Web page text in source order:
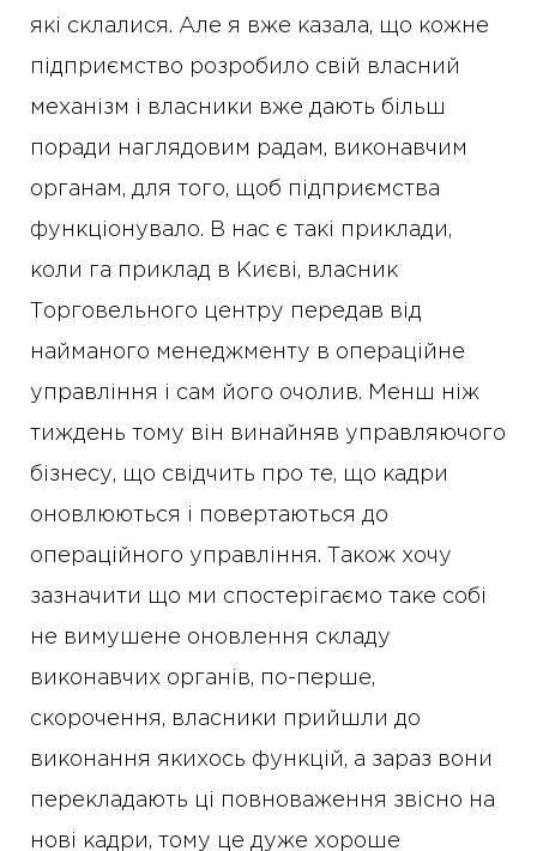
які склалися. Але я вже казала, що кожне
підприємство розробило свій власний
механізм і власники вже дають більш
поради наглядовим радам, виконавчим
органам, для того, щоб підприємства
функціонувало. В нас є такі приклади,
коли га приклад в Києві, власник
Торговельного центру передав від
найманого менеджменту в операційне
управління і сам його очолив. Менш ніж
тиждень тому він винайняв управляючого
бізнесу, що свідчить про те, що кадри
оновлюються і повертаються до
операційного управління. Також хочу
зазначити що ми спостерігаємо таке собі
не вимушене оновлення складу
виконавчих органів, по-перше,
скорочення, власники прийшли до
виконання якихось функцій, а зараз вони
перекладають ці повноваження звісно на
нові кадри, тому це дуже хороше